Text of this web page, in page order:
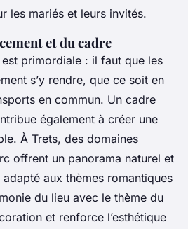
les mariés et leurs invités.
et du cadre
est primordiale : il faut que les
s’y rendre, que ce soit en
en commun. Un cadre
également à créer une
À Trets, des domaines
offrent un panorama naturel et
aux thèmes romantiques
du lieu avec le thème du
et renforce l’esthétique